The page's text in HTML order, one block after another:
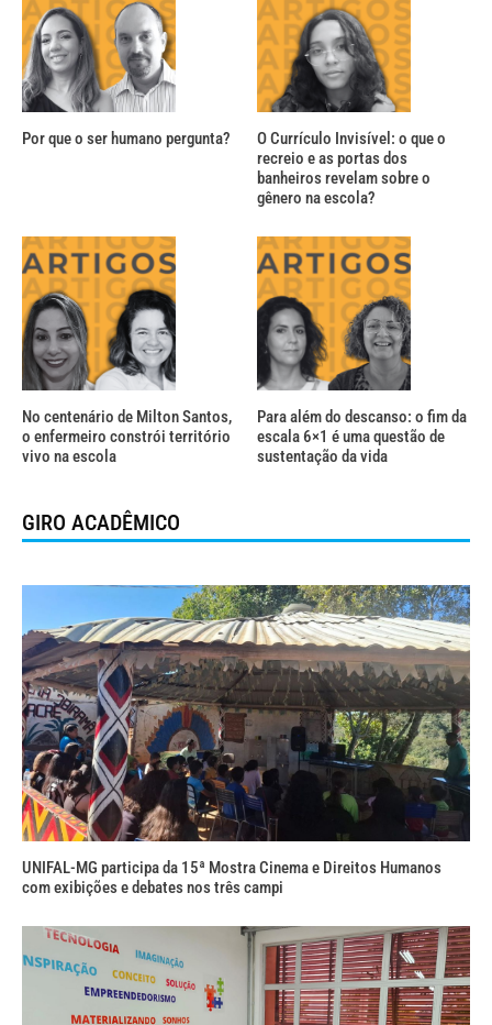
Por que o ser humano pergunta?
O Currículo Invisível: o que o
recreio e as portas dos
banheiros revelam sobre o
gênero na escola?
No centenário de Milton Santos,
o enfermeiro constrói território
vivo na escola
Para além do descanso: o fim da
escala 6×1 é uma questão de
sustentação da vida
GIRO ACADÊMICO
UNIFAL-MG participa da 15ª Mostra Cinema e Direitos Humanos
com exibições e debates nos três campi